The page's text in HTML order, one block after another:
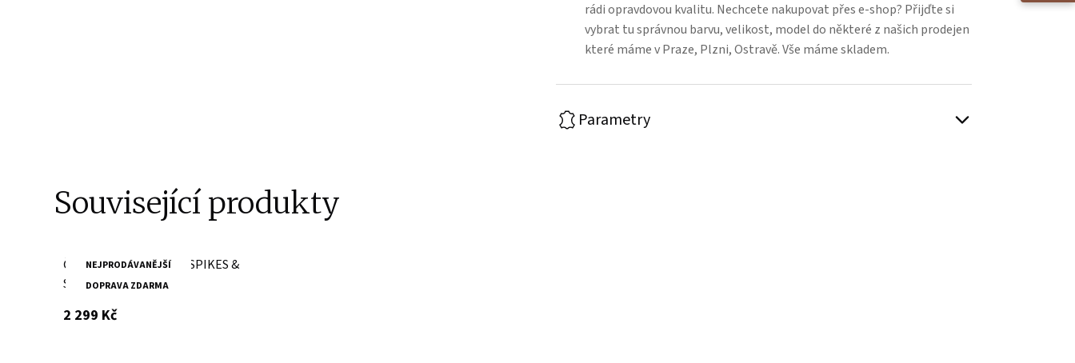
rádi opravdovou kvalitu. Nechcete nakupovat přes e-shop? Přijďte si
vybrat tu správnou barvu, velikost, model do některé z našich prodejen
které máme v Praze, Plzni, Ostravě. Vše máme skladem.
Parametry
Související produkty
NEJPRODÁVANĚJŠÍ
DOPRAVA ZDARMA
Černá kožená spisovka SPIKES &
SPARROW
2 299 Kčs DPH